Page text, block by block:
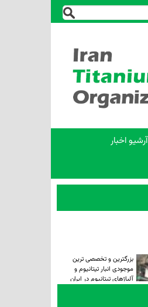
آرشیو اخبار
بزرگترین و تخصصی ترین
موجودی انبار تیتانیوم و
آلیاژهای تیتانیوم در ایران